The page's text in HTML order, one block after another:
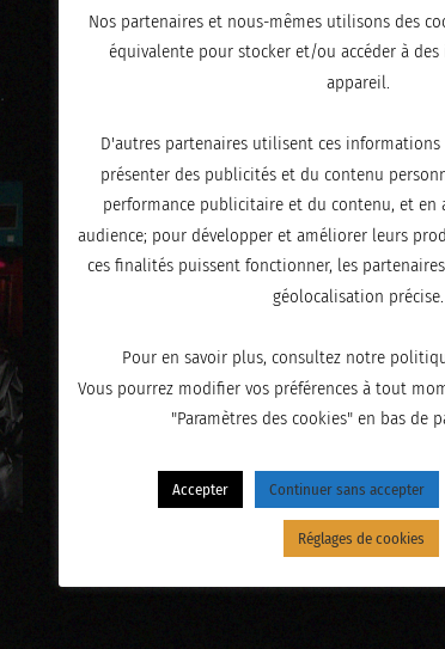
.
Nos partenaires et nous-mêmes utilisons des
équivalente pour stocker et/ou accéder à
appareil.
D'autres partenaires utilisent ces
présenter des publicités et du contenu
performance publicitaire et du contenu, et en
audience; pour développer et améliorer leurs
ces finalités puissent fonctionner, les
géolocalisation précise.
Pour en savoir plus, consultez notre
Vous pourrez modifier vos préférences à tout
"Paramètres des cookies" en bas de
Accepter Continuer sans accepter
Réglages de cookies